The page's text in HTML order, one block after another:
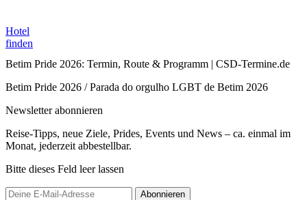
Hotel
finden
Betim Pride 2026: Termin, Route & Programm | CSD-Termine.de
Betim Pride 2026 / Parada do orgulho LGBT de Betim 2026
Newsletter abonnieren
Reise-Tipps, neue Ziele, Prides, Events und News – ca. einmal im
Monat, jederzeit abbestellbar.
Bitte dieses Feld leer lassen
Abonnieren